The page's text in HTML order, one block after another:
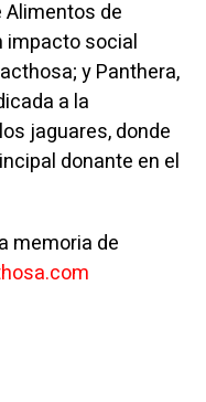
Alimentos de
impacto social
y Panthera,
a la
jaguares, donde
donante en el
memoria de